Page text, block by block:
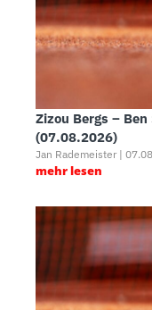
Zizou Bergs –
(07.08.2026)
Jan Rademeister |
mehr lesen